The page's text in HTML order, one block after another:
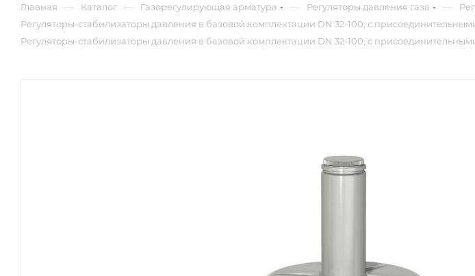
Главная — Каталог — Газорегулирующая арматура — Регуляторы давления газа —
Регуляторы-стабилизаторы давления в базовой комплектации DN 32-100, с
Регуляторы-стабилизаторы давления в базовой комплектации DN 32-100, с